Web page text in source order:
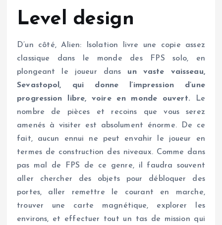
Level design
D’un côté, Alien: Isolation livre une copie assez
classique dans le monde des FPS solo, en
plongeant le joueur dans un vaste vaisseau,
Sevastopol, qui donne l’impression d’une
progression libre, voire en monde ouvert. Le
nombre de pièces et recoins que vous serez
amenés à visiter est absolument énorme. De ce
fait, aucun ennui ne peut envahir le joueur en
termes de construction des niveaux. Comme dans
pas mal de FPS de ce genre, il faudra souvent
aller chercher des objets pour débloquer des
portes, aller remettre le courant en marche,
trouver une carte magnétique, explorer les
environs, et effectuer tout un tas de mission qui